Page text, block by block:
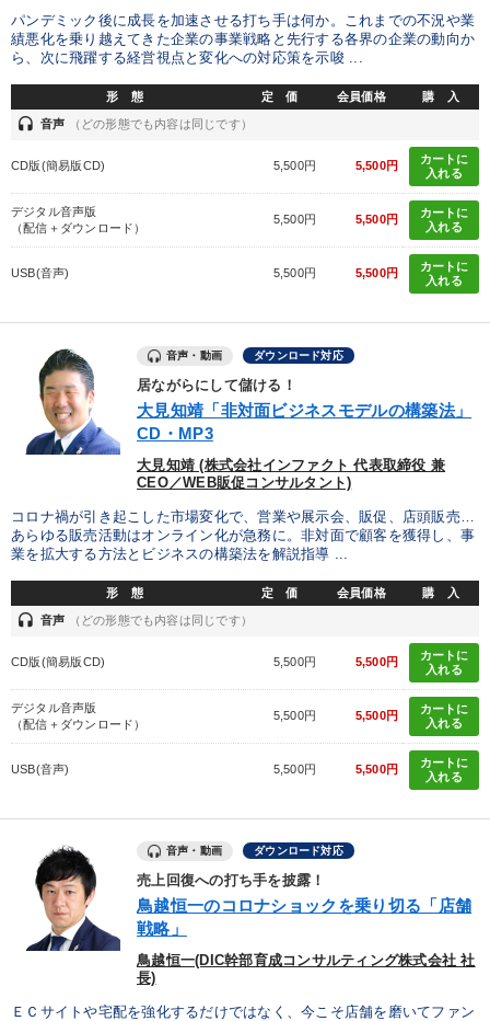
※「更新」を押すと「タグ・キーワード」を更新いただけます。
パンデミック後に成長を加速させる打ち手は何か。これまでの不況や業
績悪化を乗り越えてきた企業の事業戦略と先行する各界の企業の動向か
ら、次に飛躍する経営視点と変化への対応策を示唆 ...
形 態 定 価 会員価格 購 入
headset 音声 （どの形態でも内容は同じです）
CD版(簡易版CD) 5,500円 5,500円
カートに
入れる
デジタル音声版
（配信＋ダウンロード）
5,500円 5,500円
カートに
入れる
USB(音声) 5,500円 5,500円
カートに
入れる
音声・動画 ダウンロード対応
居ながらにして儲ける！
大見知靖「非対面ビジネスモデルの構築法」
CD・MP3
大見知靖 (株式会社インファクト 代表取締役 兼
CEO／WEB販促コンサルタント)
コロナ禍が引き起こした市場変化で、営業や展示会、販促、店頭販売…
あらゆる販売活動はオンライン化が急務に。非対面で顧客を獲得し、事
業を拡大する方法とビジネスの構築法を解説指導 ...
形 態 定 価 会員価格 購 入
headset 音声 （どの形態でも内容は同じです）
CD版(簡易版CD) 5,500円 5,500円
カートに
入れる
デジタル音声版
（配信＋ダウンロード）
5,500円 5,500円
カートに
入れる
USB(音声) 5,500円 5,500円
カートに
入れる
音声・動画 ダウンロード対応
売上回復への打ち手を披露！
鳥越恒一のコロナショックを乗り切る「店舗
戦略」
鳥越恒一(DIC幹部育成コンサルティング株式会社 社
長)
ＥＣサイトや宅配を強化するだけではなく、今こそ店舗を磨いてファン